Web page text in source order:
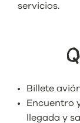
servicios.
Billete
Encuentro
llegada y